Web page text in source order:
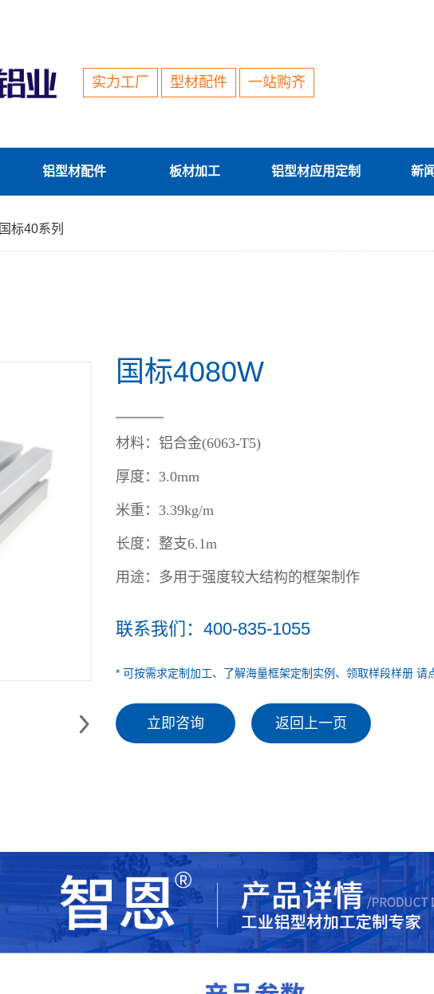
实力工厂 型材配件 一站购齐
铝型材配件 板材加工 铝型材应用定制 新
国标40系列
国标4080W
材料：铝合金(6063-T5)
厚度：3.0mm
米重： 3.39kg/m
长度： 整支6.1m
用途： 多用于强度较大结构的框架制作
联系我们：400-835-1055
* 可按需求定制加工、了解海量框架定制实例、领取样段样册 请
立即咨询 返回上一页